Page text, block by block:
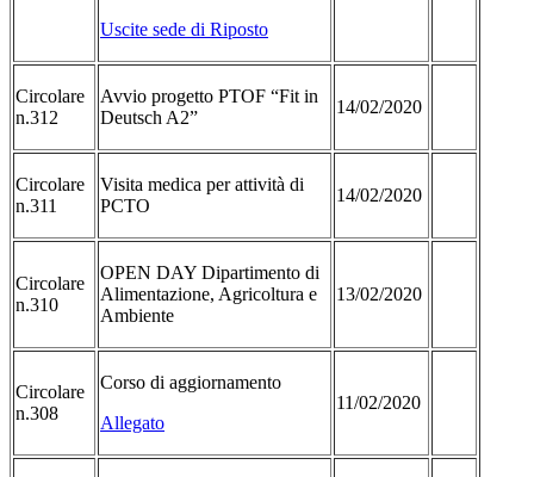
Uscite sede di Riposto
Circolare
n.312
Avvio progetto PTOF “Fit in
Deutsch A2”
14/02/2020
Circolare
n.311
Visita medica per attività di
PCTO
14/02/2020
Circolare
n.310
OPEN DAY Dipartimento di
Alimentazione, Agricoltura e
Ambiente
13/02/2020
Circolare
n.308
Corso di aggiornamento
Allegato
11/02/2020